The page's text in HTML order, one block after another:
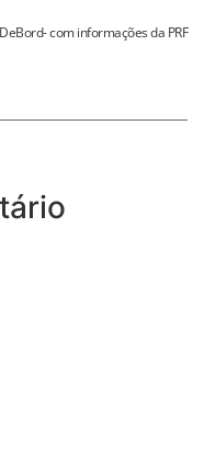
com informações da PRF